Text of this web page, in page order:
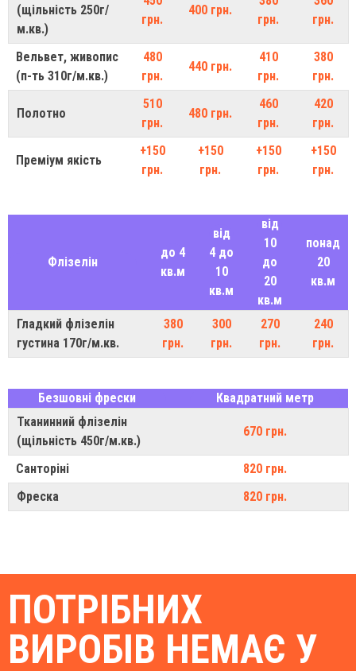
(щільність 250г/
м.кв.)
грн.
400 грн.
грн.
грн.
Вельвет, живопис
(п-ть 310г/м.кв.)
480
грн.
440 грн.
410
грн.
380
грн.
Полотно
510
грн.
480 грн.
460
грн.
420
грн.
Преміум якість
+150
грн.
+150
грн.
+150
грн.
+150
грн.
Флізелін
до 4
кв.м
від
4 до
10
кв.м
від
10
до
20
кв.м
понад
20
кв.м
Гладкий флізелін
густина 170г/м.кв.
380
грн.
300
грн.
270
грн.
240
грн.
Безшовні фрески
Квадратний метр
Тканинний флізелін
(щільність 450г/м.кв.)
670 грн.
Санторіні
820 грн.
Фреска
820 грн.
ПОТРІБНИХ
ВИРОБІВ НЕМАЄ У